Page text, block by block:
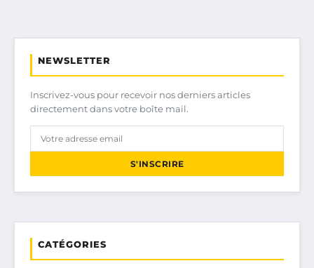
NEWSLETTER
Inscrivez-vous pour recevoir nos derniers articles
directement dans votre boîte mail.
S'INSCRIRE
CATÉGORIES